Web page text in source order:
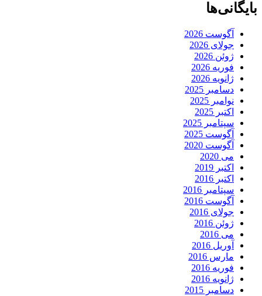
بایگانی‌ها
آگوست 2026
جولای 2026
ژوئن 2026
فوریه 2026
ژانویه 2026
دسامبر 2025
نوامبر 2025
اکتبر 2025
سپتامبر 2025
آگوست 2025
آگوست 2020
می 2020
اکتبر 2019
اکتبر 2016
سپتامبر 2016
آگوست 2016
جولای 2016
ژوئن 2016
می 2016
آوریل 2016
مارس 2016
فوریه 2016
ژانویه 2016
دسامبر 2015